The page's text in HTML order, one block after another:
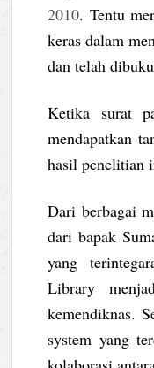
2010. Tentu
keras dalam
dan telah
Ketika surat
mendapatkan
hasil penelitian
Dari berbagai
dari bapak
yang
Library
kemendiknas.
system yang